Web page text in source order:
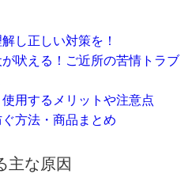
し正しい対策を！
が吠える！ご近所の苦情トラブ
用するメリットや注意点
方法・商品まとめ
主な原因